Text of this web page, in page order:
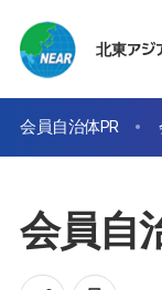
北東アジ
会員自治体PR
会員自